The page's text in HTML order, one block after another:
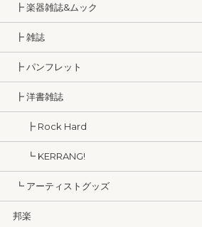
┣ 楽器雑誌&ムック
┣ 雑誌
┣ パンフレット
┣ 洋書雑誌
┣ Rock Hard
┗ KERRANG!
┗ アーティストグッズ
邦楽